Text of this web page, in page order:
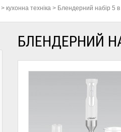
> кухонна техніка > Блендерний набір 5
БЛЕНДЕРНИЙ